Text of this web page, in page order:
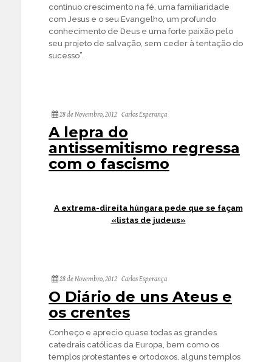
contínuo crescimento na fé, uma familiaridade
com Jesus e o seu Evangelho, um profundo
conhecimento de Deus e uma forte paixão pelo
seu projeto de salvação, sem ceder à tentação do
sucesso”.
28 de Novembro, 2012 Carlos Esperança
A lepra do
antissemitismo regressa
com o fascismo
A extrema-direita húngara pede que se façam
«listas de judeus»
28 de Novembro, 2012 Carlos Esperança
O Diário de uns Ateus e
os crentes
Conheço e aprecio quase todas as grandes
catedrais católicas da Europa, bem como os
templos protestantes e ortodoxos, alguns templos